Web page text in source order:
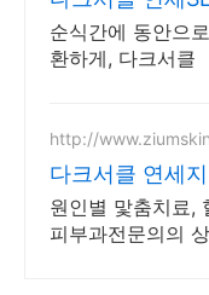
순식간에 동안으
환하게, 다크서클
http://
다크서클 연세
원인별 맟춤치료,
피부과전문의의